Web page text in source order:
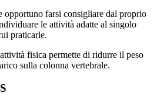
opportuno farsi consigliare dal proprio
le attività adatte al singolo
praticarle.
fisica permette di ridurre il peso
sulla colonna vertebrale.